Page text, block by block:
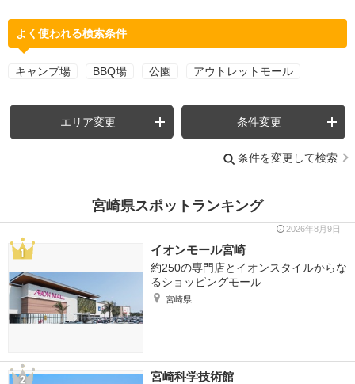
よく使われる検索条件
キャンプ場 BBQ場 公園 アウトレットモール
エリア変更 条件変更
条件を変更して検索
宮崎県スポットランキング
2026年8月9日
イオンモール宮崎
約250の専門店とイオンスタイルからな
るショッピングモール
宮崎県
宮崎科学技術館